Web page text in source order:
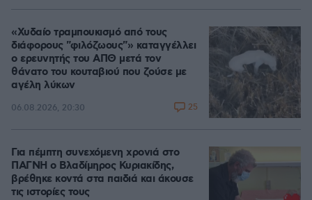
«Χυδαίο τραμπουκισμό από τους
διάφορους "φιλόζωους"» καταγγέλλει
ο ερευνητής του ΑΠΘ μετά τον
θάνατο του κουταβιού που ζούσε με
αγέλη λύκων
06.08.2026, 20:30 25
Για πέμπτη συνεχόμενη χρονιά στο
ΠΑΓΝΗ ο Βλαδίμηρος Κυριακίδης,
βρέθηκε κοντά στα παιδιά και άκουσε
τις ιστορίες τους